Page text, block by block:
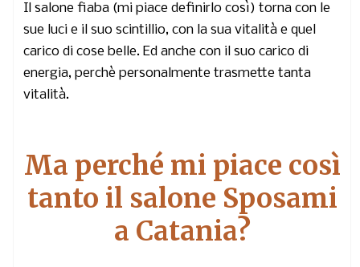
Il salone fiaba (mi piace definirlo così) torna con le
sue luci e il suo scintillio, con la sua vitalità e quel
carico di cose belle. Ed anche con il suo carico di
energia, perchè personalmente trasmette tanta
vitalità.
Ma perché mi piace così
tanto il salone Sposami
a Catania?